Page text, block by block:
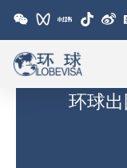
环球